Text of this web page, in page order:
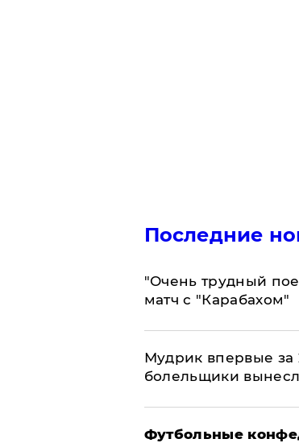
Последние
"Очень трудный
матч с "Карабахом"
Мудрик впервые за
болельщики
Футбольные